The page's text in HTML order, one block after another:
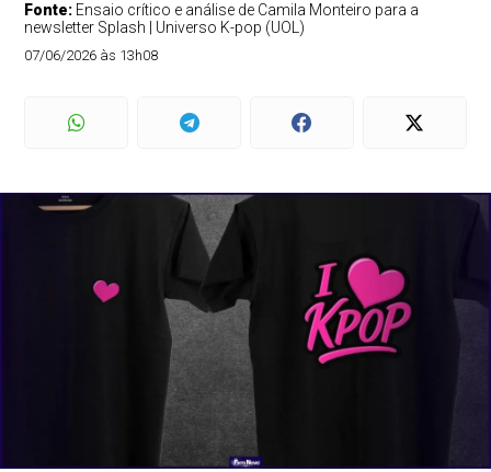
Fonte: Ensaio crítico e análise de Camila Monteiro para a
newsletter Splash | Universo K-pop (UOL)
07/06/2026 às 13h08